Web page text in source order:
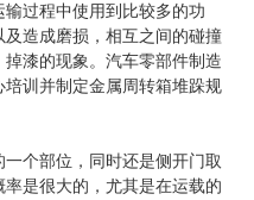
过程中使用到比较多的功
造成磨损，相互之间的碰撞
漆的现象。汽车零部件制造
训并制定金属周转箱堆跺规
个部位，同时还是侧开门取
是很大的，尤其是在运载的